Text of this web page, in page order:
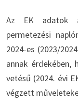
Az EK adatok
permetezési
2024-es (2023/
annak érdekében,
vetésű (2024. évi
végzett